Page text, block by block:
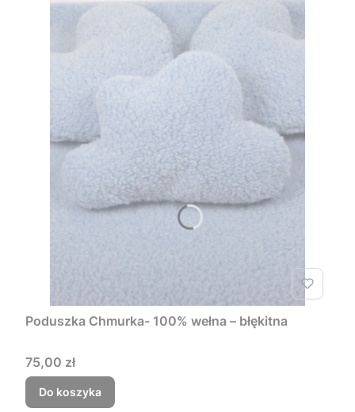
Poduszka Chmurka- 100% wełna – błękitna
Cena
75,00 zł
Do koszyka